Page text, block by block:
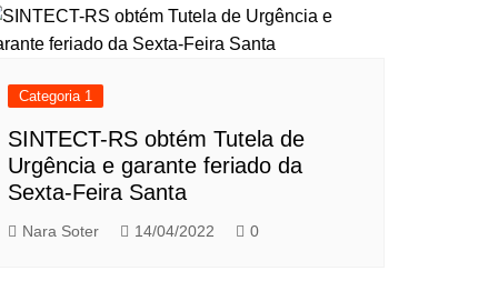
Categoria 1
SINTECT-RS obtém Tutela de
Urgência e garante feriado da
Sexta-Feira Santa
Nara Soter 14/04/2022 0